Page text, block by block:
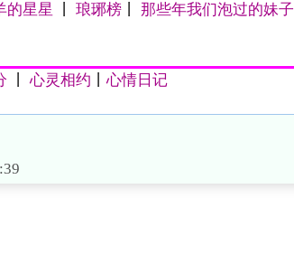
的星星 琅琊榜 那些年我们泡过的妹子
丨心灵相约 丨心情日记